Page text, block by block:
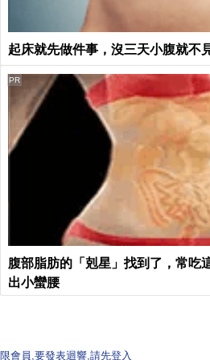
起床就先做件事，沒三天小腹就不
腹部脂肪的「剋星」找到了，常吃
出小蠻腰
PR
限會員,要發表迴響,請先登入